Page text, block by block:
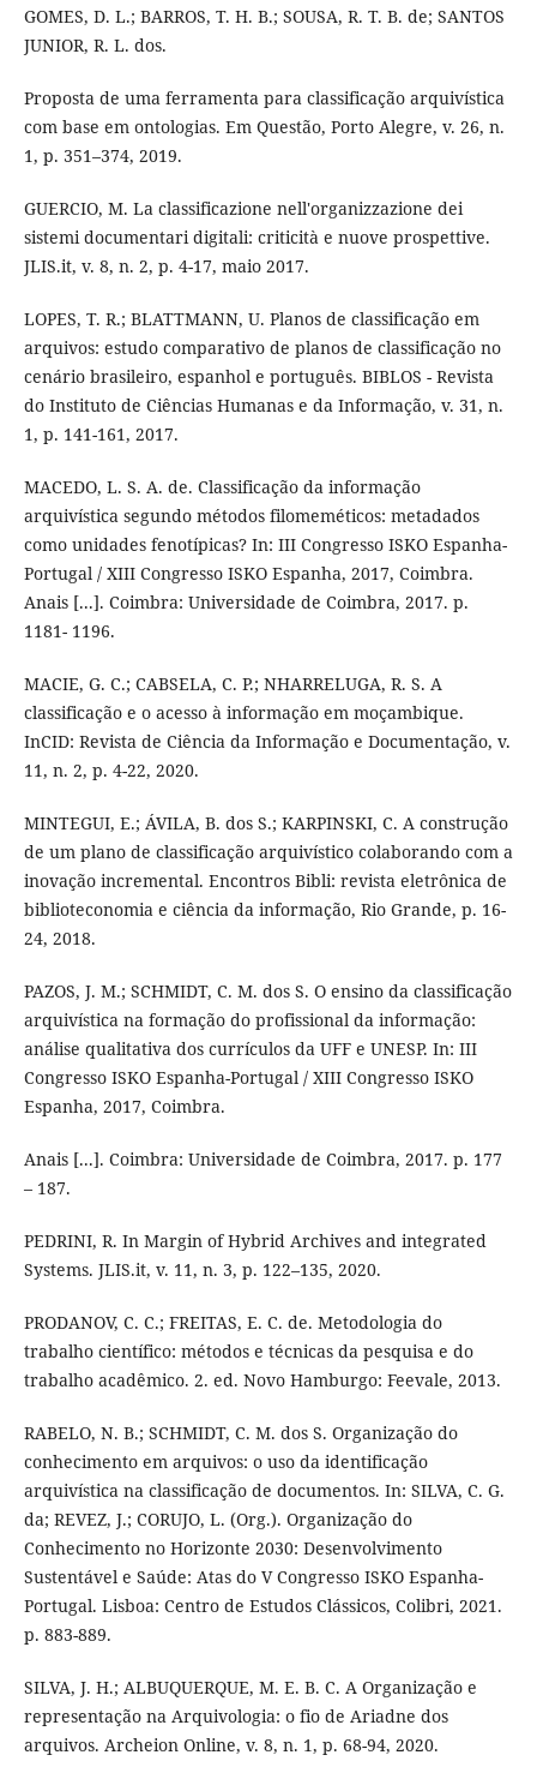
GOMES, D. L.; BARROS, T. H. B.; SOUSA, R. T. B. de; SANTOS
JUNIOR, R. L. dos.
Proposta de uma ferramenta para classificação arquivística
com base em ontologias. Em Questão, Porto Alegre, v. 26, n.
1, p. 351–374, 2019.
GUERCIO, M. La classificazione nell'organizzazione dei
sistemi documentari digitali: criticità e nuove prospettive.
JLIS.it, v. 8, n. 2, p. 4-17, maio 2017.
LOPES, T. R.; BLATTMANN, U. Planos de classificação em
arquivos: estudo comparativo de planos de classificação no
cenário brasileiro, espanhol e português. BIBLOS - Revista
do Instituto de Ciências Humanas e da Informação, v. 31, n.
1, p. 141-161, 2017.
MACEDO, L. S. A. de. Classificação da informação
arquivística segundo métodos filomeméticos: metadados
como unidades fenotípicas? In: III Congresso ISKO Espanha-
Portugal / XIII Congresso ISKO Espanha, 2017, Coimbra.
Anais [...]. Coimbra: Universidade de Coimbra, 2017. p.
1181- 1196.
MACIE, G. C.; CABSELA, C. P.; NHARRELUGA, R. S. A
classificação e o acesso à informação em moçambique.
InCID: Revista de Ciência da Informação e Documentação, v.
11, n. 2, p. 4-22, 2020.
MINTEGUI, E.; ÁVILA, B. dos S.; KARPINSKI, C. A construção
de um plano de classificação arquivístico colaborando com a
inovação incremental. Encontros Bibli: revista eletrônica de
biblioteconomia e ciência da informação, Rio Grande, p. 16-
24, 2018.
PAZOS, J. M.; SCHMIDT, C. M. dos S. O ensino da classificação
arquivística na formação do profissional da informação:
análise qualitativa dos currículos da UFF e UNESP. In: III
Congresso ISKO Espanha-Portugal / XIII Congresso ISKO
Espanha, 2017, Coimbra.
Anais [...]. Coimbra: Universidade de Coimbra, 2017. p. 177
– 187.
PEDRINI, R. In Margin of Hybrid Archives and integrated
Systems. JLIS.it, v. 11, n. 3, p. 122–135, 2020.
PRODANOV, C. C.; FREITAS, E. C. de. Metodologia do
trabalho científico: métodos e técnicas da pesquisa e do
trabalho acadêmico. 2. ed. Novo Hamburgo: Feevale, 2013.
RABELO, N. B.; SCHMIDT, C. M. dos S. Organização do
conhecimento em arquivos: o uso da identificação
arquivística na classificação de documentos. In: SILVA, C. G.
da; REVEZ, J.; CORUJO, L. (Org.). Organização do
Conhecimento no Horizonte 2030: Desenvolvimento
Sustentável e Saúde: Atas do V Congresso ISKO Espanha-
Portugal. Lisboa: Centro de Estudos Clássicos, Colibri, 2021.
p. 883-889.
SILVA, J. H.; ALBUQUERQUE, M. E. B. C. A Organização e
representação na Arquivologia: o fio de Ariadne dos
arquivos. Archeion Online, v. 8, n. 1, p. 68-94, 2020.